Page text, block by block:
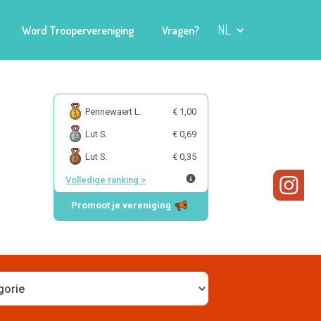
Word Troopervereniging Vragen? NL
Pennewaert L. € 1,00
Lut S. € 0,69
Lut S. € 0,35
Volledige ranking >
Promoot je vereniging